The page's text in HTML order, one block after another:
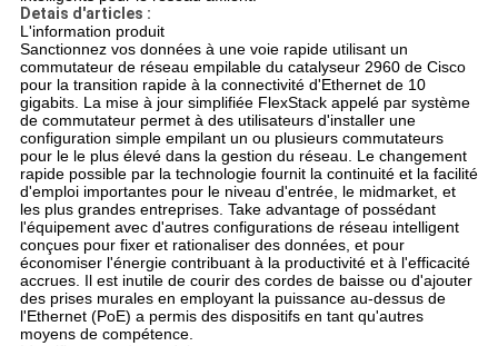
Detais d'articles :
L'information produit
Sanctionnez vos données à une voie rapide utilisant un
commutateur de réseau empilable du catalyseur 2960 de Cisco
pour la transition rapide à la connectivité d'Ethernet de 10
gigabits. La mise à jour simplifiée FlexStack appelé par système
de commutateur permet à des utilisateurs d'installer une
configuration simple empilant un ou plusieurs commutateurs
pour le le plus élevé dans la gestion du réseau. Le changement
rapide possible par la technologie fournit la continuité et la facilité
d'emploi importantes pour le niveau d'entrée, le midmarket, et
les plus grandes entreprises. Take advantage of possédant
l'équipement avec d'autres configurations de réseau intelligent
conçues pour fixer et rationaliser des données, et pour
économiser l'énergie contribuant à la productivité et à l'efficacité
accrues. Il est inutile de courir des cordes de baisse ou d'ajouter
des prises murales en employant la puissance au-dessus de
l'Ethernet (PoE) a permis des dispositifs en tant qu'autres
moyens de compétence.